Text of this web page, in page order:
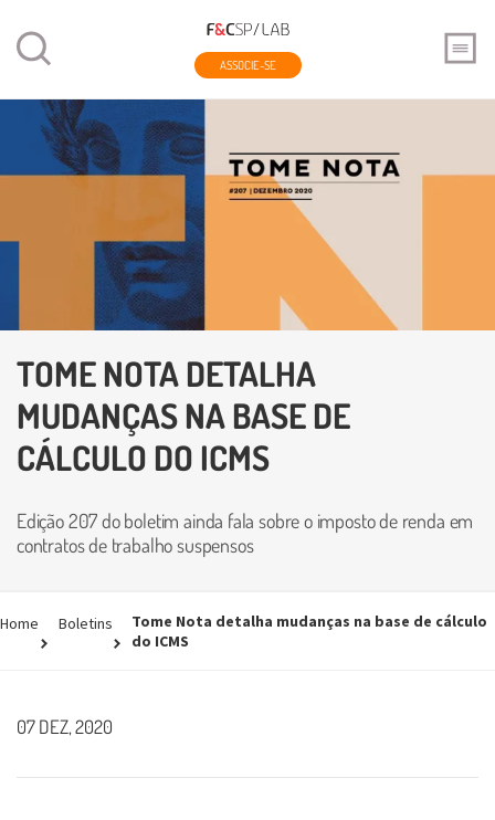
ASSOCIE-SE
TOME NOTA DETALHA
MUDANÇAS NA BASE DE
CÁLCULO DO ICMS
Edição 207 do boletim ainda fala sobre o imposto de renda em
contratos de trabalho suspensos
Home Boletins
Tome Nota detalha mudanças na base de cálculo
do ICMS
07 DEZ, 2020